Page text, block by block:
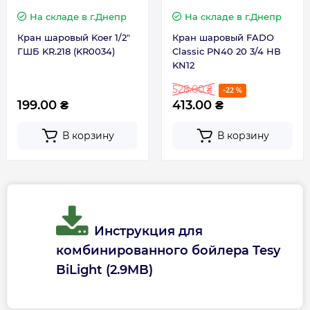
Глубина, мм
Ширина, мм
На складе в г.Днепр
Кран шаровый Koer 1/2"
ГШБ KR.218 (KR0034)
199.00 ₴
В корзину
На складе в г.Днепр
Кран шаровый FADO
Classic PN40 20 3/4 НВ
KN12
528.00 ₴ -22 %
413.00 ₴
В корзину
Инструкция для
комбинированного бойлера Tesy
BiLight (2.9MB)